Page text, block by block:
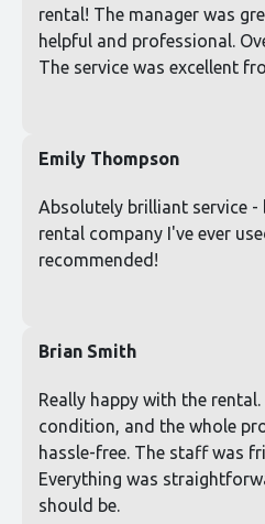
rental! The manager was
helpful and professional.
The service was excellent
Emily Thompson
Absolutely brilliant service -
rental company I've ever
recommended!
Brian Smith
Really happy with the
condition, and the whole
hassle-free. The staff was
Everything was
should be.